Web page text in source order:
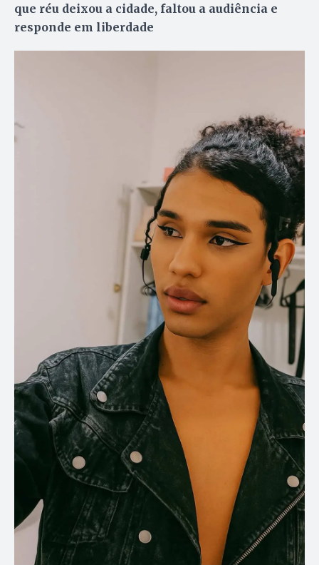
que réu deixou a cidade, faltou a audiência e
responde em liberdade